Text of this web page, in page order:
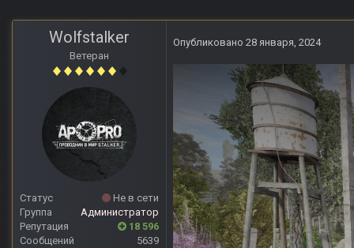
Wolfstalker
Ветеран
Статус
Не в сети
Группа
Администратор
Репутация
18 596
Сообщений
5639
Опубликовано 28 января, 2024